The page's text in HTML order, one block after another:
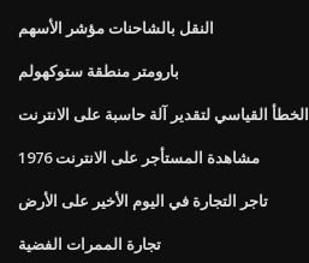
النقل بالشاحنات مؤشر الأسهم
بارومتر منطقة ستوكهولم
الخطأ القياسي لتقدير آلة حاسبة على الانترنت
مشاهدة المستأجر على الانترنت 1976
تاجر التجارة في اليوم الأخير على الأرض
تجارة الممرات الفضية